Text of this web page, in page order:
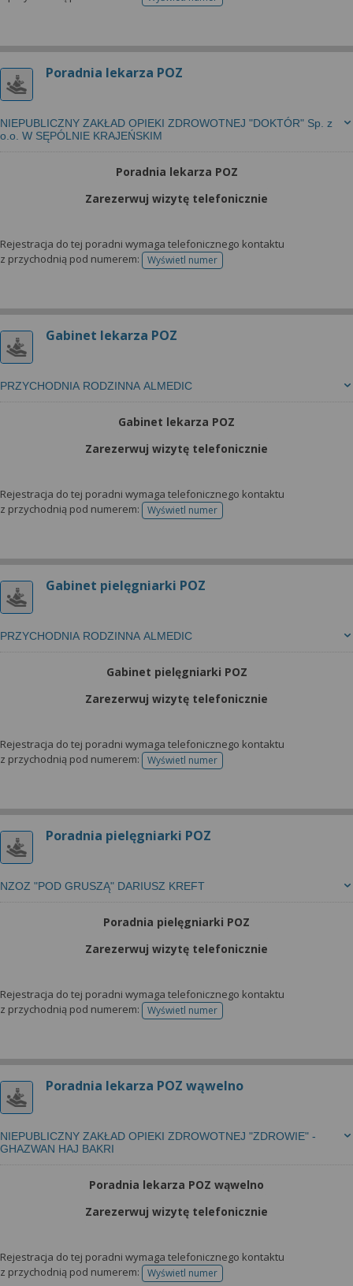
Poradnia lekarza POZ
NIEPUBLICZNY ZAKŁAD OPIEKI ZDROWOTNEJ "DOKTÓR" Sp. z
o.o. W SĘPÓLNIE KRAJEŃSKIM
Poradnia lekarza POZ
Zarezerwuj wizytę telefonicznie
Rejestracja do tej poradni wymaga telefonicznego kontaktu
z przychodnią pod numerem:
Wyświetl numertelefonu do rejestracji
Gabinet lekarza POZ
PRZYCHODNIA RODZINNA ALMEDIC
Gabinet lekarza POZ
Zarezerwuj wizytę telefonicznie
Rejestracja do tej poradni wymaga telefonicznego kontaktu
z przychodnią pod numerem:
Wyświetl numertelefonu do rejestracji
Gabinet pielęgniarki POZ
PRZYCHODNIA RODZINNA ALMEDIC
Gabinet pielęgniarki POZ
Zarezerwuj wizytę telefonicznie
Rejestracja do tej poradni wymaga telefonicznego kontaktu
z przychodnią pod numerem:
Wyświetl numertelefonu do rejestracji
Poradnia pielęgniarki POZ
NZOZ "POD GRUSZĄ" DARIUSZ KREFT
Poradnia pielęgniarki POZ
Zarezerwuj wizytę telefonicznie
Rejestracja do tej poradni wymaga telefonicznego kontaktu
z przychodnią pod numerem:
Wyświetl numertelefonu do rejestracji
Poradnia lekarza POZ wąwelno
NIEPUBLICZNY ZAKŁAD OPIEKI ZDROWOTNEJ "ZDROWIE" -
GHAZWAN HAJ BAKRI
Poradnia lekarza POZ wąwelno
Zarezerwuj wizytę telefonicznie
Rejestracja do tej poradni wymaga telefonicznego kontaktu
z przychodnią pod numerem:
Wyświetl numertelefonu do rejestracji